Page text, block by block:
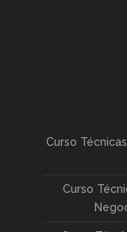
Curso
Curso